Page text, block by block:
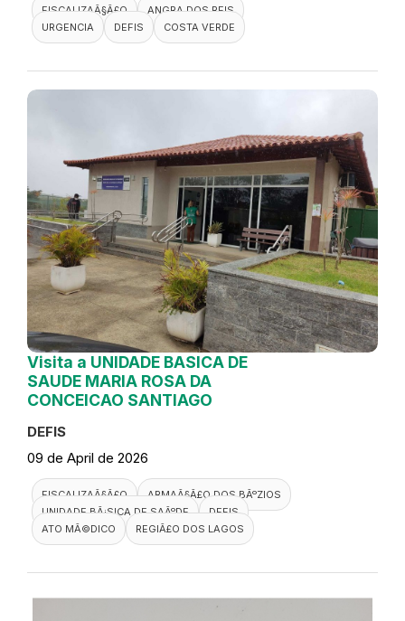
FISCALIZAÃ§Ã£O
ANGRA DOS REIS
URGENCIA
DEFIS COSTA VERDE
Visita a UNIDADE BASICA DE
SAUDE MARIA ROSA DA
CONCEICAO SANTIAGO
DEFIS
09 de April de 2026
FISCALIZAÃ§Ã£O
ARMAÃ§Ã£O DOS BÃºZIOS
UNIDADE BÃ¡SICA DE SAÃºDE
DEFIS
ATO MÃ©DICO
REGIÃ£O DOS LAGOS